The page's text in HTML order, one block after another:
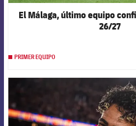
El Málaga, último equipo
26/27
PRIMER EQUIPO
FCB